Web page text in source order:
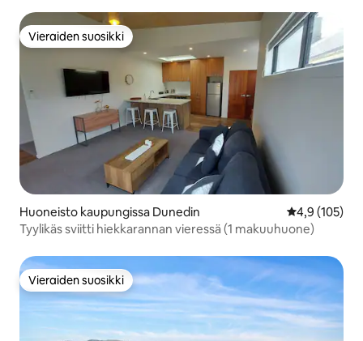
Vieraiden suosikki
Vieraiden suosikki
Huoneisto kaupungissa Dunedin
4,9 (105)
Tyylikäs sviitti hiekkarannan vieressä (1 makuuhuone)
Vieraiden suosikki
Vieraiden suosikki